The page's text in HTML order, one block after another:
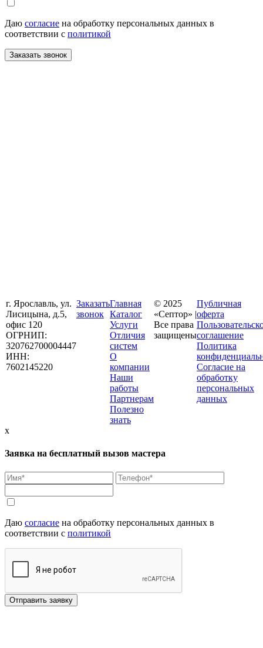
Даю согласие на обработку персональных данных в
соответствии с политикой
Заказать звонок
г. Ярославль, ул.
Лисицына, д.5,
офис 120
ОГРНИП:
320762700004447
ИНН:
7602145220
Заказать
звонок
Главная
Каталог
Услуги
Отличия
систем
О
компании
Наши
работы
Партнерам
Полезно
знать
© 2025
«Септор» |
Все права
защищены
Публичная
оферта
соглашение
Политика
Согласие на
обработку
персональных
данных
x
Заявка на бесплатный вызов мастера
Даю согласие на обработку персональных данных в
соответствии с политикой
Отправить заявку